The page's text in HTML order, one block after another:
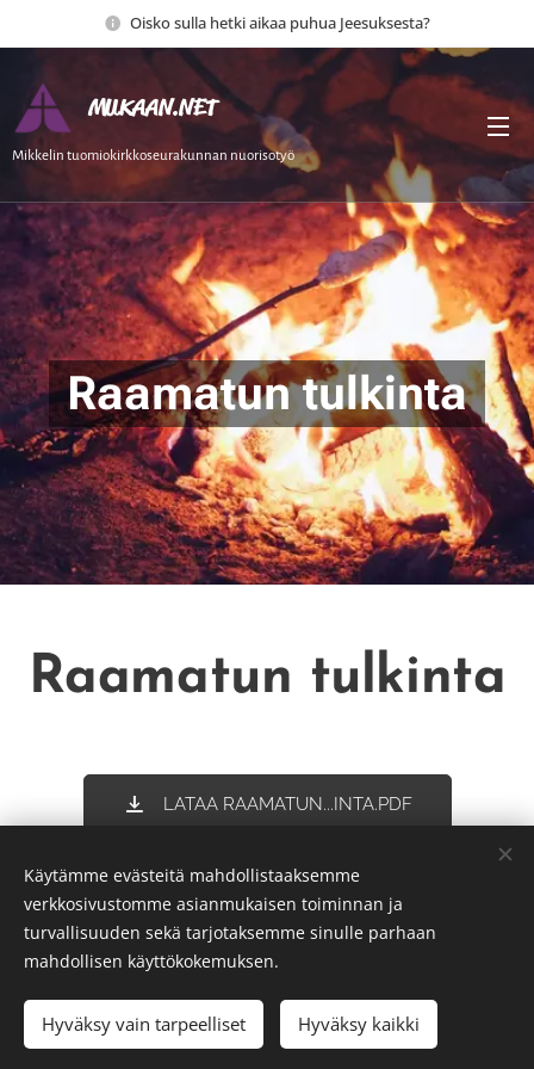
Oisko sulla hetki aikaa puhua Jeesuksesta?
MUKAAN.NET
Mikkelin tuomiokirkkoseurakunnan nuorisotyö
Raamatun tulkinta
Raamatun tulkinta
LATAA RAAMATUN...INTA.PDF
Kirjoita tekstisi tähän...
© 2024 Mikkelin tuomiokirkkoseurakunta
LuotuWebnodella Evästeet
Käytämme evästeitä mahdollistaaksemme
verkkosivustomme asianmukaisen toiminnan ja
turvallisuuden sekä tarjotaksemme sinulle parhaan
mahdollisen käyttökokemuksen.
Hyväksy vain tarpeelliset Hyväksy kaikki